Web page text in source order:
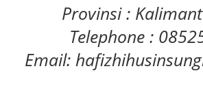
Provinsi :
Telephone :
Email: